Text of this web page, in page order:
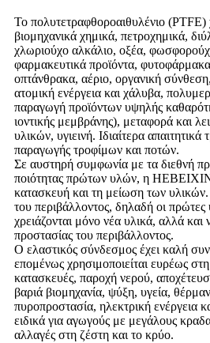
Το πολυτετραφθοροαιθυλένιο (PTFE)
βιομηχανικά χημικά, πετροχημικά,
χλωριούχο αλκάλιο, οξέα,
φαρμακευτικά προϊόντα,
οπτάνθρακα, αέριο, οργανική
ατομική ενέργεια και χάλυβα,
παραγωγή προϊόντων υψηλής
ιοντικής μεμβράνης), μεταφορά και
υλικών, υγιεινή. Ιδιαίτερα
παραγωγής τροφίμων και ποτών.
Σε αυστηρή συμφωνία με τα διεθνή
ποιότητας πρώτων υλών, η
κατασκευή και τη μείωση των
του περιβάλλοντος, δηλαδή οι πρώτες
χρειάζονται μόνο νέα υλικά, αλλά και
προστασίας του περιβάλλοντος.
Ο ελαστικός σύνδεσμος έχει καλή
επομένως χρησιμοποιείται ευρέως
κατασκευές, παροχή νερού,
βαριά βιομηχανία, ψύξη, υγεία,
πυροπροστασία, ηλεκτρική ενέργεια
ειδικά για αγωγούς με μεγάλους
αλλαγές στη ζέστη και το κρύο.